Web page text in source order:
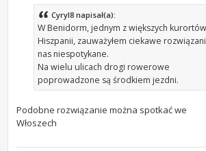
Cyryl8 napisał(a):
W Benidorm, jednym z większych
Hiszpanii, zauważyłem ciekawe
nas niespotykane.
Na wielu ulicach drogi rowerowe
poprowadzone są środkiem jezdni.
Podobne rozwiązanie można spotkać we
Włoszech